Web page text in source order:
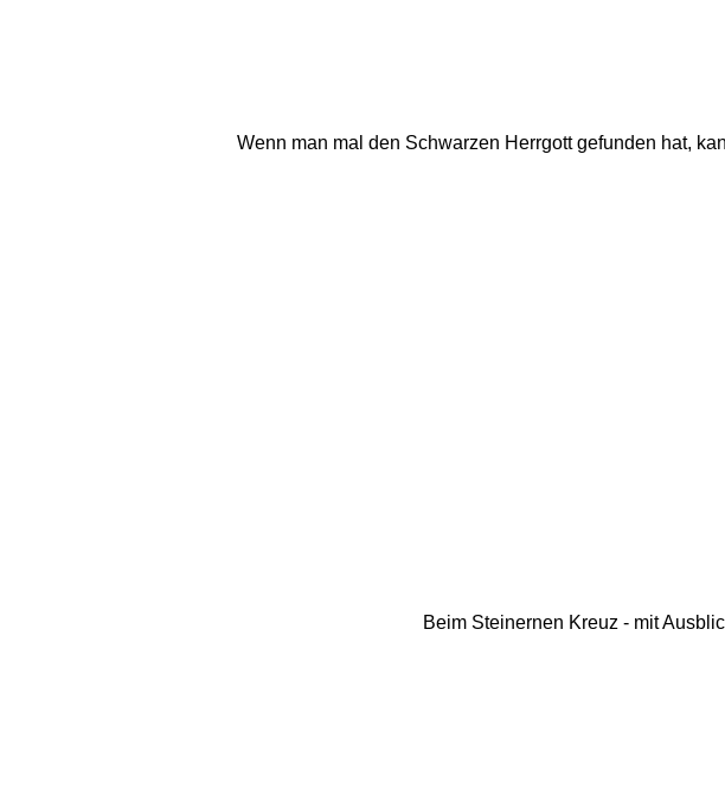
Wenn man mal den Schwarzen Herrgott gefunden hat,
Beim Steinernen Kreuz - mit